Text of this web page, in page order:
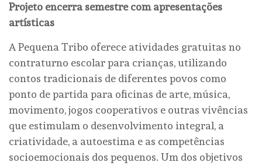
Projeto encerra semestre com apresentações
artísticas
A Pequena Tribo oferece atividades gratuitas no
contraturno escolar para crianças, utilizando
contos tradicionais de diferentes povos como
ponto de partida para oficinas de arte, música,
movimento, jogos cooperativos e outras vivências
que estimulam o desenvolvimento integral, a
criatividade, a autoestima e as competências
socioemocionais dos pequenos. Um dos objetivos